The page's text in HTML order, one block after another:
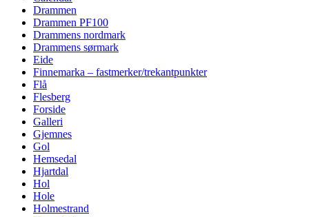
Drammen
Drammen PF100
Drammens nordmark
Drammens sørmark
Eide
Finnemarka – fastmerker/trekantpunkter
Flå
Flesberg
Forside
Galleri
Gjemnes
Gol
Hemsedal
Hjartdal
Hol
Hole
Holmestrand